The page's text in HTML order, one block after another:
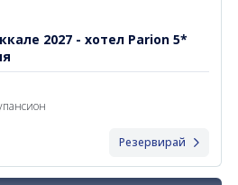
2027 - хотел Parion 5*
Резервирай